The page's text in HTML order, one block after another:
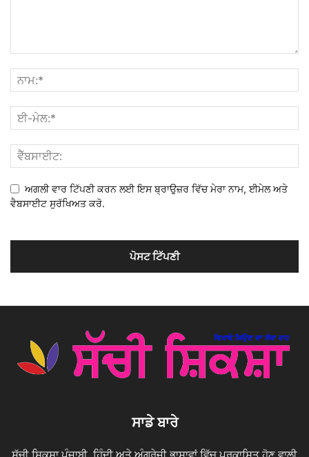
ਅਗਲੀ ਵਾਰ ਟਿੱਪਣੀ ਕਰਨ ਲਈ ਇਸ ਬ੍ਰਾਉਜ਼ਰ ਵਿੱਚ ਮੇਰਾ ਨਾਮ, ਈਮੇਲ ਅਤੇ
ਵੈਬਸਾਈਟ ਸੁਰੱਖਿਅਤ ਕਰੋ.
ਸਾਡੇ ਬਾਰੇ